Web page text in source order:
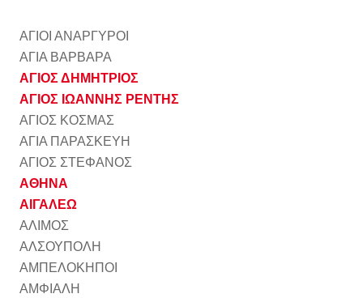
ΑΓΙΟΙ ΑΝΑΡΓΥΡΟΙ
ΑΓΙΑ ΒΑΡΒΑΡΑ
ΑΓΙΟΣ ΔΗΜΗΤΡΙΟΣ
ΑΓΙΟΣ ΙΩΑΝΝΗΣ ΡΕΝΤΗΣ
ΑΓΙΟΣ ΚΟΣΜΑΣ
ΑΓΙΑ ΠΑΡΑΣΚΕΥΗ
ΑΓΙΟΣ ΣΤΕΦΑΝΟΣ
ΑΘΗΝΑ
ΑΙΓΑΛΕΩ
ΑΛΙΜΟΣ
ΑΛΣΟΥΠΟΛΗ
ΑΜΠΕΛΟΚΗΠΟΙ
ΑΜΦΙΑΛΗ